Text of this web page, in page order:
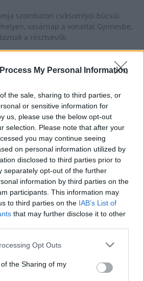
My Personal Information
the sale, sharing to third parties, or
or sensitive information for
us, please use the below opt-out
selection. Please note that after your
you may continue seeing
on personal information utilized by
disclosed to third parties prior to
separately opt-out of the further
information by third parties on the
participants. This information may
to third parties on the IAB’s List of
that may further disclose it to other
Opt Outs
the Sharing of my
szombaton csíksomlyói búcsúi
vasárnap a vonattal Gyimesbe,
a résztvevők.
és elfogadom azadatvédelmi
FELIRATKOZÁS